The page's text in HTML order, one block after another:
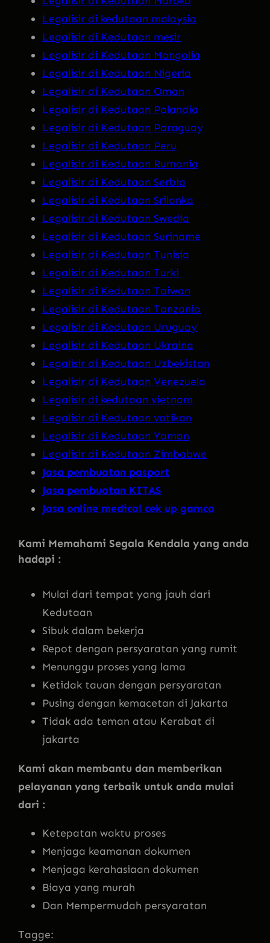
Legalisir di kedutaan malaysia
Legalisir di Kedutaan mesir
Legalisir di Kedutaan Mongolia
Legalisir di Kedutaan Nigeria
Legalisir di Kedutaan Oman
Legalisir di Kedutaan Polandia
Legalisir di Kedutaan Paraguay
Legalisir di Kedutaan Peru
Legalisir di Kedutaan Rumania
Legalisir di Kedutaan Serbia
Legalisir di Kedutaan Srilanka
Legalisir di Kedutaan Swedia
Legalisir di Kedutaan Suriname
Legalisir di Kedutaan Tunisia
Legalisir di Kedutaan Turki
Legalisir di Kedutaan Taiwan
Legalisir di Kedutaan Tanzania
Legalisir di Kedutaan Uruguay
Legalisir di Kedutaan Ukraina
Legalisir di Kedutaan Uzbekistan
Legalisir di Kedutaan Venezuela
Legalisir di kedutaan vietnam
Legalisir di Kedutaan vatikan
Legalisir di Kedutaan Yaman
Legalisir di Kedutaan Zimbabwe
Jasa pembuatan pasport
Jasa pembuatan KITAS
Jasa online medical cek up gamca
Kami Memahami Segala Kendala yang anda
hadapi :
Mulai dari tempat yang jauh dari
Kedutaan
Sibuk dalam bekerja
Repot dengan persyaratan yang rumit
Menunggu proses yang lama
Ketidak tauan dengan persyaratan
Pusing dengan kemacetan di Jakarta
Tidak ada teman atau Kerabat di
jakarta
Kami akan membantu dan memberikan
pelayanan yang terbaik untuk anda mulai
dari :
Ketepatan waktu proses
Menjaga keamanan dokumen
Menjaga kerahasiaan dokumen
Biaya yang murah
Dan Mempermudah persyaratan
Tagge: